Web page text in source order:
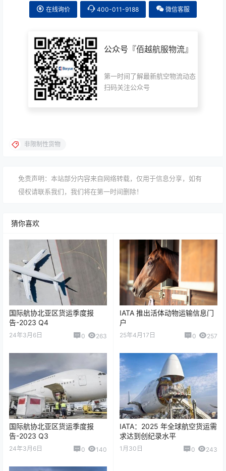
在线询价 400-011-9188 微信客服
公众号『佰越航服物流』
第一时间了解最新航空物流动态
扫码关注公众号
非限制性货物
免责声明：本站部分内容来自网络转载，仅用于信息分享，如有
侵权请联系我们，我们将在第一时间删除！
猜你喜欢
国际航协北亚区货运季度报
告-2023 Q4
24年3月6日 0 263
IATA 推出活体动物运输信息门
户
25年4月17日 0 257
国际航协北亚区货运季度报
告-2023 Q3
24年3月6日 0 140
IATA：2025 年全球航空货运需
求达到创纪录水平
1月30日 0 243